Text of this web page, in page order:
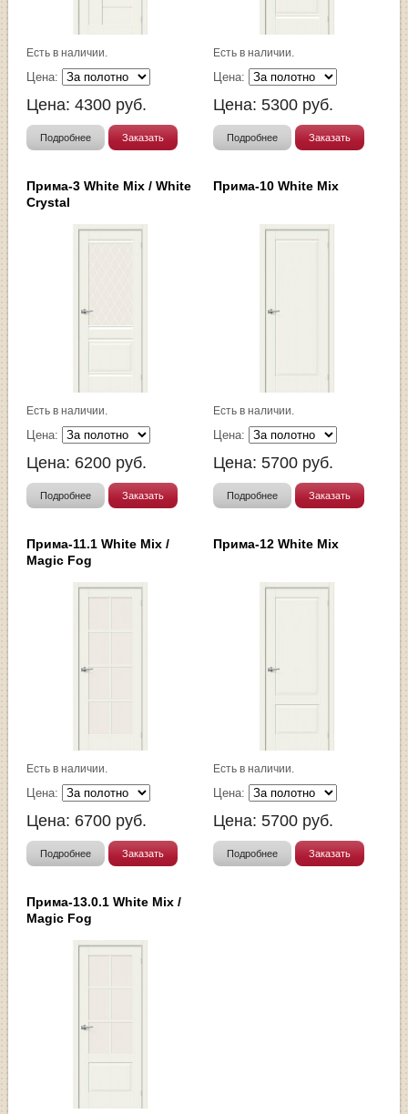
Есть в наличии.
Цена:
Цена:4300 руб.
Подробнее Заказать
Есть в наличии.
Цена:
Цена: 5300 руб.
Подробнее Заказать
Прима-3 White Mix / White
Сrystal
Есть в наличии.
Цена:
Цена: 6200 руб.
Подробнее Заказать
Прима-10 White Mix
Есть в наличии.
Цена:
Цена: 5700 руб.
Подробнее Заказать
Прима-11.1 White Mix /
Magic Fog
Есть в наличии.
Цена:
Цена: 6700 руб.
Подробнее Заказать
Прима-12 White Mix
Есть в наличии.
Цена:
Цена: 5700 руб.
Подробнее Заказать
Прима-13.0.1 White Mix /
Magic Fog